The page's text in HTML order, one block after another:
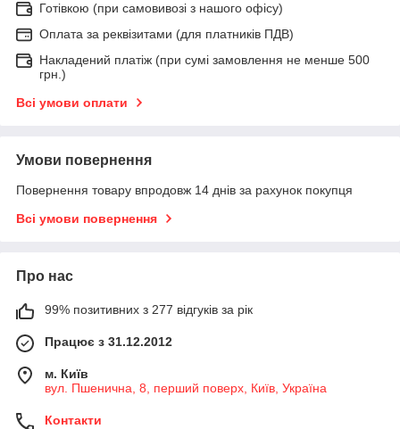
Готівкою (при самовивозі з нашого офісу)
Оплата за реквізитами (для платників ПДВ)
Накладений платіж (при сумі замовлення не менше 500
грн.)
Всі умови оплати
Умови повернення
Повернення товару впродовж 14 днів за рахунок покупця
Всі умови повернення
Про нас
99% позитивних з 277 відгуків за рік
Працює з 31.12.2012
м. Київ
вул. Пшенична, 8, перший поверх, Київ, Україна
Контакти